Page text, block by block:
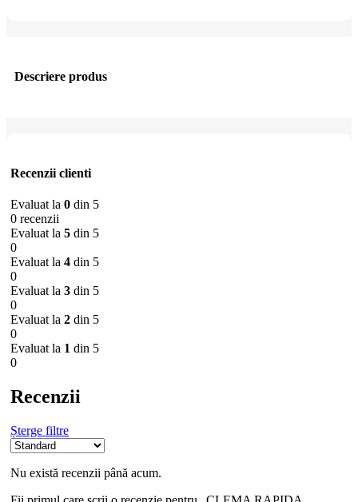
Descriere produs
Recenzii clienti
Evaluat la 0 din 5
0 recenzii
Evaluat la 5 din 5
0
Evaluat la 4 din 5
0
Evaluat la 3 din 5
0
Evaluat la 2 din 5
0
Evaluat la 1 din 5
0
Recenzii
Șterge filtre
Nu există recenzii până acum.